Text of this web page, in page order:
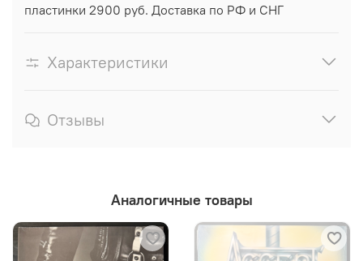
пластинки 2900 руб. Доставка по РФ и СНГ
Характеристики
Отзывы
Аналогичные товары